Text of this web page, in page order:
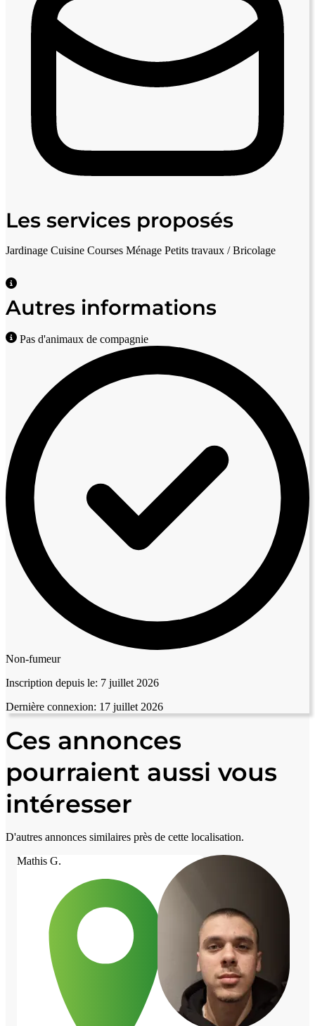
Les services proposés
Jardinage Cuisine Courses Ménage Petits travaux / Bricolage
Autres informations
Pas d'animaux de compagnie
Non-fumeur
Inscription depuis le: 7 juillet 2026
Dernière connexion: 17 juillet 2026
Ces annonces
pourraient aussi vous
intéresser
D'autres annonces similaires près de cette localisation.
Mathis G.